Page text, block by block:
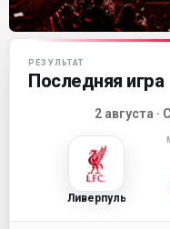
Матч-центр
РЕЗУЛЬТАТ
Последняя игра
2 августа
Ливерпуль